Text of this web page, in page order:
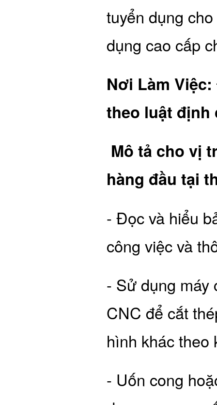
tuyển dụng
dụng cao cấp
Nơi Làm
theo luật
Mô tả cho vị
hàng đầu tại
- Đọc và hiểu
công việc và
- Sử dụng máy
CNC để cắt
hình khác theo
- Uốn cong